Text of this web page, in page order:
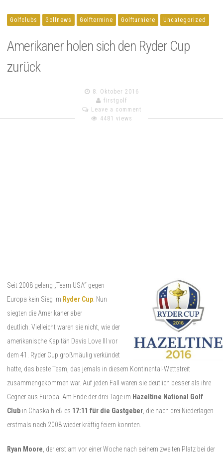
Golfclubs Golfnews Golftermine Golfturniere Uncategorized
Amerikaner holen sich den Ryder Cup
zurück
8. Oktober 2016
firstgolf
Leave a comment
4481 views
Seit 2008 gelang „Team USA“ gegen
Europa kein Sieg im Ryder Cup . Nun
siegten die Amerikaner aber
deutlich. Vielleicht waren sie nicht, wie der
amerikanische Kapitän Davis Love III vor
dem 41. Ryder Cup großmäulig verkündet
hatte, das beste Team, das jemals in diesem Kontinental-Wettstreit
zusammengekommen war. Auf jeden Fall waren sie deutlich besser als ihre
Gegner aus Europa. Am Ende der drei Tage im Hazeltine National Golf
Club in Chaska hieß es 17:11 für die Gastgeber , die nach drei Niederlagen
erstmals nach 2008 wieder kräftig feiern konnten.
Ryan Moore , der erst am vor einer Woche nach seinem zweiten Platz bei der